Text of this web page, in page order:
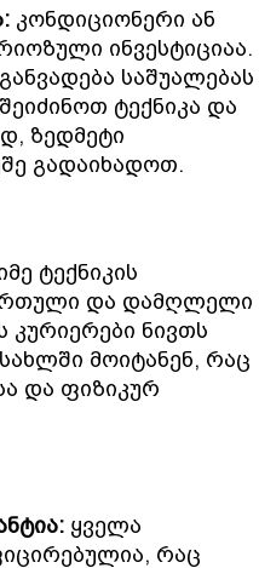
კონდიციონერი ან
ინვესტიციაა.
საშუალებას
ტექნიკა და
ზედმეტი
გადაიხადოთ.
ტექნიკის
რთული და დამღლელი
კურიერები ნივთს
მოიტანენ, რაც
და ფიზიკურ
ყველა
რაც